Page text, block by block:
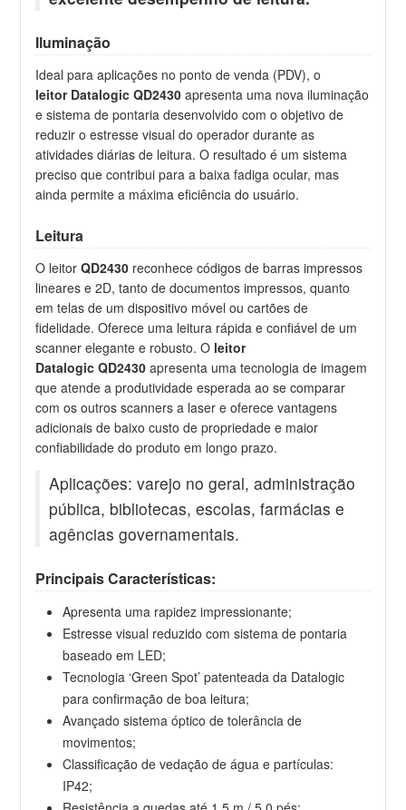
Iluminação
Ideal para aplicações no ponto de venda (PDV), o
leitor Datalogic QD2430apresenta uma nova iluminação
e sistema de pontaria desenvolvido com o objetivo de
reduzir o estresse visual do operador durante as
atividades diárias de leitura. O resultado é um sistema
preciso que contribui para a baixa fadiga ocular, mas
ainda permite a máxima eficiência do usuário.
Leitura
O leitorQD2430 reconhece códigos de barras impressos
lineares e 2D, tanto de documentos impressos, quanto
em telas de um dispositivo móvel ou cartões de
fidelidade. Oferece uma leitura rápida e confiável de um
scanner elegante e robusto. O leitor
Datalogic QD2430 apresenta uma tecnologia de imagem
que atende a produtividade esperada ao se comparar
com os outros scanners a laser e oferece vantagens
adicionais de baixo custo de propriedade e maior
confiabilidade do produto em longo prazo.
Aplicações: varejo no geral, administração
pública, bibliotecas, escolas, farmácias e
agências governamentais.
Principais Características:
Apresenta uma rapidez impressionante;
Estresse visual reduzido com sistema de pontaria
baseado em LED;
Tecnologia ‘Green Spot’ patenteada da Datalogic
para confirmação de boa leitura;
Avançado sistema óptico de tolerância de
movimentos;
Classificação de vedação de água e partículas:
IP42;